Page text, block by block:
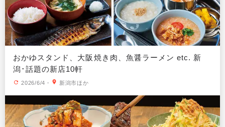
おかゆスタンド、大阪焼き肉、魚醤ラーメン etc. 新
潟･話題の新店10軒
2026/6/4 ・ 新潟市ほか